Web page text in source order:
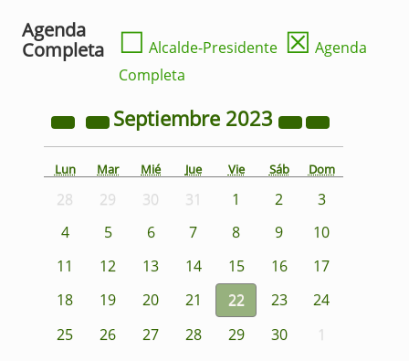
Agenda
Completa
☐ Alcalde-Presidente ☒ Agenda
Completa
Septiembre 2023
Lun Mar Mié Jue Vie Sáb Dom
28 29 30 31 1 2
3
4
5 6 7 8 9
10
11
12 13 14 15 16
17
18
19 20 21 22 23
24
25
26 27 28 29 30 1